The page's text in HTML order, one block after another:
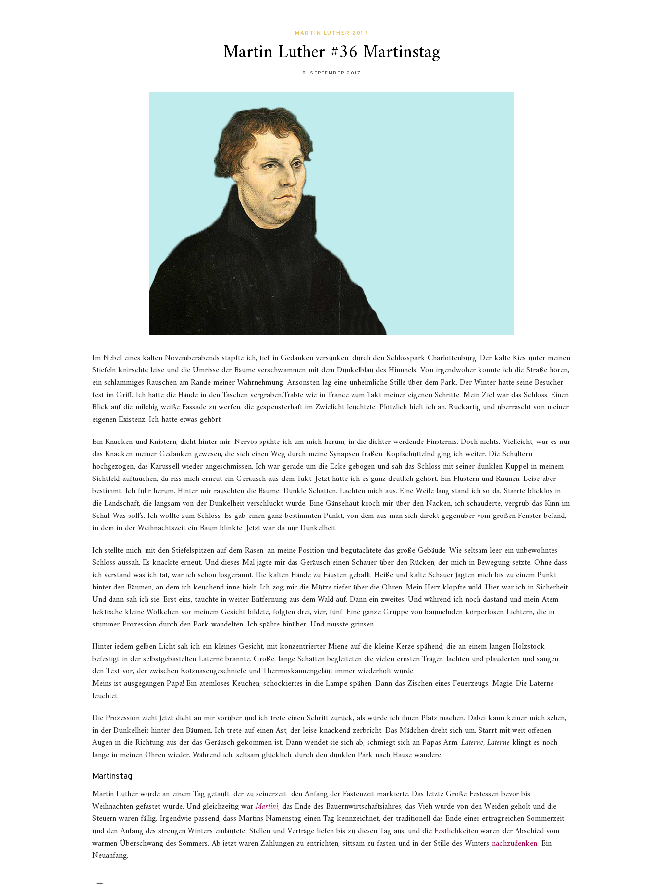
MARTIN LUTHER 2017
Martin Luther #36 Martinstag
8. SEPTEMBER 2017
Im Nebel eines kalten Novemberabends stapfte ich, tief in Gedanken versunken, durch den Schlosspark Charlottenburg. Der kalte Kies unter meinen
Stiefeln knirschte leise und die Umrisse der Bäume verschwammen mit dem Dunkelblau des Himmels. Von irgendwoher konnte ich die Straße hören,
ein schlammiges Rauschen am Rande meiner Wahrnehmung. Ansonsten lag eine unheimliche Stille über dem Park. Der Winter hatte seine Besucher
fest im Griff. Ich hatte die Hände in den Taschen vergraben.Trabte wie in Trance zum Takt meiner eigenen Schritte. Mein Ziel war das Schloss. Einen
Blick auf die milchig weiße Fassade zu werfen, die gespensterhaft im Zwielicht leuchtete. Plötzlich hielt ich an. Ruckartig und überrascht von meiner
eigenen Existenz. Ich hatte etwas gehört.
Ein Knacken und Knistern, dicht hinter mir. Nervös spähte ich um mich herum, in die dichter werdende Finsternis. Doch nichts. Vielleicht, war es nur
das Knacken meiner Gedanken gewesen, die sich einen Weg durch meine Synapsen fraßen. Kopfschüttelnd ging ich weiter. Die Schultern
hochgezogen, das Karussell wieder angeschmissen. Ich war gerade um die Ecke gebogen und sah das Schloss mit seiner dunklen Kuppel in meinem
Sichtfeld auftauchen, da riss mich erneut ein Geräusch aus dem Takt. Jetzt hatte ich es ganz deutlich gehört. Ein Flüstern und Raunen. Leise aber
bestimmt. Ich fuhr herum. Hinter mir rauschten die Bäume. Dunkle Schatten. Lachten mich aus. Eine Weile lang stand ich so da. Starrte blicklos in
die Landschaft, die langsam von der Dunkelheit verschluckt wurde. Eine Gänsehaut kroch mir über den Nacken, ich schauderte, vergrub das Kinn im
Schal. Was soll’s. Ich wollte zum Schloss. Es gab einen ganz bestimmten Punkt, von dem aus man sich direkt gegenüber vom großen Fenster befand,
in dem in der Weihnachtszeit ein Baum blinkte. Jetzt war da nur Dunkelheit.
Ich stellte mich, mit den Stiefelspitzen auf dem Rasen, an meine Position und begutachtete das große Gebäude. Wie seltsam leer ein unbewohntes
Schloss aussah. Es knackte erneut. Und dieses Mal jagte mir das Geräusch einen Schauer über den Rücken, der mich in Bewegung setzte. Ohne dass
ich verstand was ich tat, war ich schon losgerannt. Die kalten Hände zu Fäusten geballt. Heiße und kalte Schauer jagten mich bis zu einem Punkt
hinter den Bäumen, an dem ich keuchend inne hielt. Ich zog mir die Mütze tiefer über die Ohren. Mein Herz klopfte wild. Hier war ich in Sicherheit.
Und dann sah ich sie. Erst eins, tauchte in weiter Entfernung aus dem Wald auf. Dann ein zweites. Und während ich noch dastand und mein Atem
hektische kleine Wölkchen vor meinem Gesicht bildete, folgten drei, vier, fünf. Eine ganze Gruppe von baumelnden körperlosen Lichtern, die in
stummer Prozession durch den Park wandelten. Ich spähte hinüber. Und musste grinsen.
Hinter jedem gelben Licht sah ich ein kleines Gesicht, mit konzentrierter Miene auf die kleine Kerze spähend, die an einem langen Holzstock
befestigt in der selbstgebastelten Laterne brannte. Große, lange Schatten begleiteten die vielen ernsten Träger, lachten und plauderten und sangen
den Text vor, der zwischen Rotznasengeschniefe und Thermoskannengeläut immer wiederholt wurde.
Meins ist ausgegangen Papa! Ein atemloses Keuchen, schockiertes in die Lampe spähen. Dann das Zischen eines Feuerzeugs. Magie. Die Laterne
leuchtet.
Die Prozession zieht jetzt dicht an mir vorüber und ich trete einen Schritt zurück, als würde ich ihnen Platz machen. Dabei kann keiner mich sehen,
in der Dunkelheit hinter den Bäumen. Ich trete auf einen Ast, der leise knackend zerbricht. Das Mädchen dreht sich um. Starrt mit weit offenen
Augen in die Richtung aus der das Geräusch gekommen ist. Dann wendet sie sich ab, schmiegt sich an Papas Arm. Laterne, Laterneklingt es noch
lange in meinen Ohren wieder. Während ich, seltsam glücklich, durch den dunklen Park nach Hause wandere.
Martinstag
Martin Luther wurde an einem Tag getauft, der zu seinerzeit den Anfang der Fastenzeit markierte. Das letzte Große Festessen bevor bis
Weihnachten gefastet wurde. Und gleichzeitig warMartini, das Ende des Bauernwirtschaftsjahres, das Vieh wurde von den Weiden geholt und die
Steuern waren fällig. Irgendwie passend, dass Martins Namenstag einen Tag kennzeichnet, der traditionell das Ende einer ertragreichen Sommerzeit
und den Anfang des strengen Winters einläutete. Stellen und Verträge liefen bis zu diesen Tag aus, und dieFestlichkeitenwaren der Abschied vom
warmen Überschwang des Sommers. Ab jetzt waren Zahlungen zu entrichten, sittsam zu fasten und in der Stille des Winters nachzudenken. Ein
Neuanfang.